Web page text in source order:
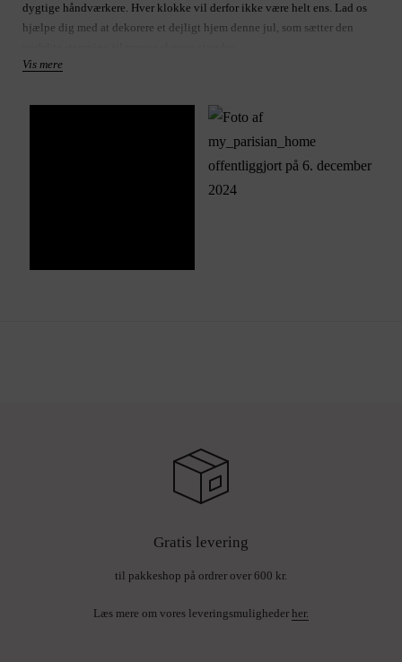
dygtige håndværkere. Hver klokke vil derfor ikke være helt ens. Lad os
hjælpe dig med at dekorere et dejligt hjem denne jul, som sætter den
Størrelse B6.5 H14 L
Vis mere
Gratis levering
til pakkeshop på ordrer over 600 kr.
Læs mere om vores leveringsmuligheder her.